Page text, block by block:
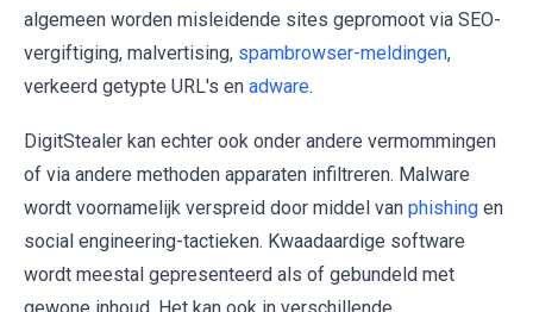
algemeen worden misleidende sites gepromoot via SEO-
vergiftiging, malvertising, spambrowser-meldingen,
verkeerd getypte URL's en adware.
DigitStealer kan echter ook onder andere vermommingen
of via andere methoden apparaten infiltreren. Malware
wordt voornamelijk verspreid door middel van phishing en
social engineering-tactieken. Kwaadaardige software
wordt meestal gepresenteerd als of gebundeld met